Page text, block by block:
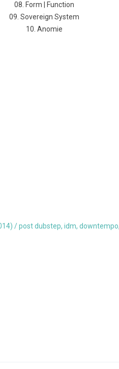
08. Form | Function
09. Sovereign System
10. Anomie